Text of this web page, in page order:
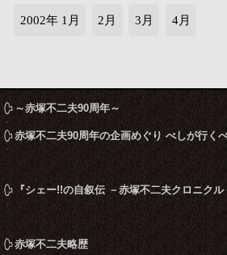
2002年 1月 2月 3月 4月
～赤塚不二夫90周年～
赤塚不二夫90周年の企画めぐり べしが行く
『シェー!!の自叙伝 －赤塚不二夫クロニク
塚不二夫ならこう言うね
赤塚不二夫略歴